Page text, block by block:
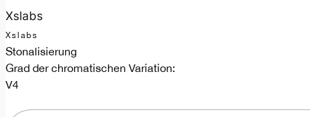
Xslabs
Xslabs
Stonalisierung
Grad der chromatischen Variation:
V4